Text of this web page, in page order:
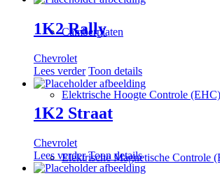
Camberplaten
Elektrische Hoogte Controle (EHC)
Elektrische Magnetische Controle
1K2 Rally
Chevrolet
Lees verder Toon details
1K2 Straat
Chevrolet
Lees verder Toon details